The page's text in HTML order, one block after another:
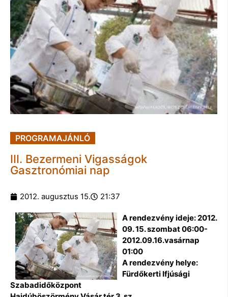
PROGRAMAJÁNLÓ
III. Bezermeni Vigasságok
Gasztronómiai nap
2012. augusztus 15. 21:37
A rendezvény ideje: 2012.
09. 15. szombat 06:00-
2012.09.16.vasárnap
01:00
A rendezvény helye:
Fürdőkerti Ifjúsági
Szabadidőközpont